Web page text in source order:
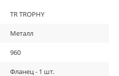
TR TROPHY
Металл
960
Фланец - 1 шт.